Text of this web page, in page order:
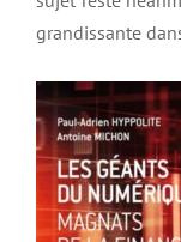
grandissante